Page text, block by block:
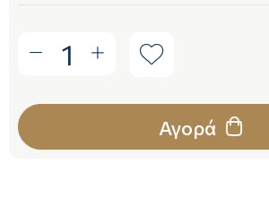
1
Αγορά